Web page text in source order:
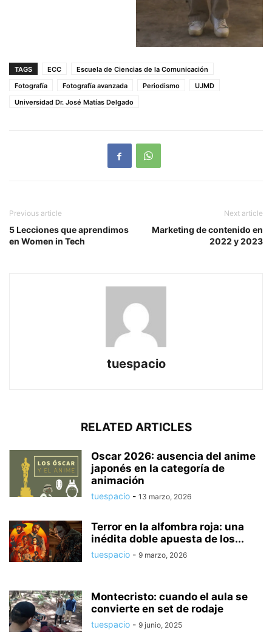
TAGS ECC
Escuela de Ciencias de la Comunicación
Fotografía
Fotografía avanzada Periodismo
UJMD
Universidad Dr. José Matías Delgado
Previous article
5 Lecciones que aprendimos
en Women in Tech
Next article
Marketing de contenido en
2022 y 2023
tuespacio
RELATED ARTICLES
Oscar 2026: ausencia del anime
japonés en la categoría de
animación
tuespacio - 13 marzo, 2026
Terror en la alfombra roja: una
inédita doble apuesta de los...
tuespacio - 9 marzo, 2026
Montecristo: cuando el aula se
convierte en set de rodaje
tuespacio - 9 junio, 2025